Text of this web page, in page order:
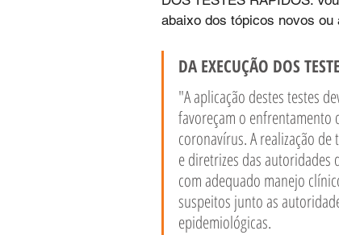
abaixo dos tópicos novos ou
DA EXECUÇÃO DOS
"A aplicação destes testes
favoreçam o enfrentamento
coronavírus. A realização
e diretrizes das autoridades
com adequado manejo
suspeitos junto as
epidemiológicas.